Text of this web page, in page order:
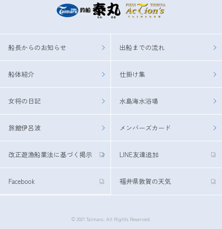
船長からのお知らせ 出船までの流れ
船体紹介 仕掛け集
女将の日記 水島海水浴場
旅館伊呂波 メンバーズカード
改正遊漁船業法に基づく掲示 LINE友達追加
Facebook 福井県敦賀の天気
© 2021 Taimaru. All Rights Reserved.